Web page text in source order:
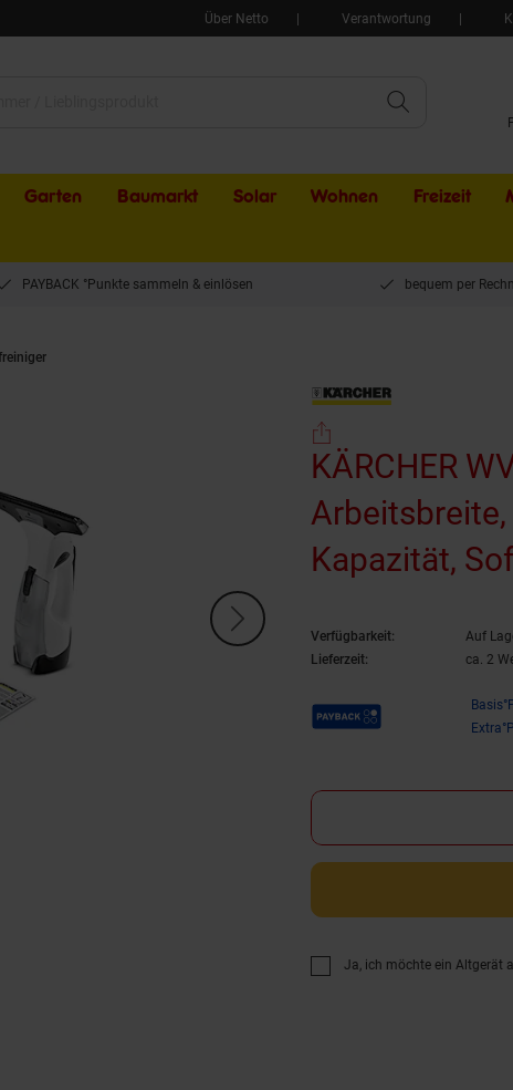
Über Netto Verantwortung
Garten Baumarkt Solar Wohnen Freizeit
PAYBACK °Punkte sammeln & einlösen bequem per
KÄRCHER
Kapazität,
Verfügbarkeit:
Auf
Lieferzeit:
ca. 2
Payback Punkte
Ja, ich möchte ein Altgerät